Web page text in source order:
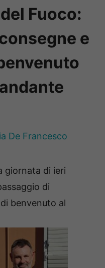
Fuoco:
e
De Francesco
giornata di ieri
di
benvenuto al